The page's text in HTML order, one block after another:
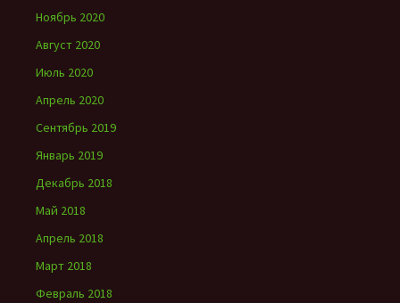
Ноябрь 2020
Август 2020
Июль 2020
Апрель 2020
Сентябрь 2019
Январь 2019
Декабрь 2018
Май 2018
Апрель 2018
Март 2018
Февраль 2018